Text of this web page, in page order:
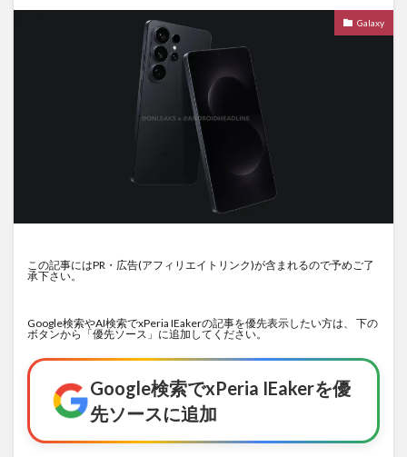
Galaxy
この記事にはPR・広告(アフィリエイトリンク)が含まれるので予めご了
承下さい。
Google検索やAI検索でxPeria IEakerの記事を優先表示したい方は、 下の
ボタンから「優先ソース」に追加してください。
Google検索でxPeria IEakerを優
先ソースに追加